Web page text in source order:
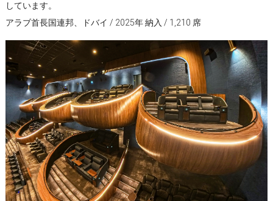
しています。
アラブ首長国連邦、ドバイ / 2025年 納入 / 1,210 席